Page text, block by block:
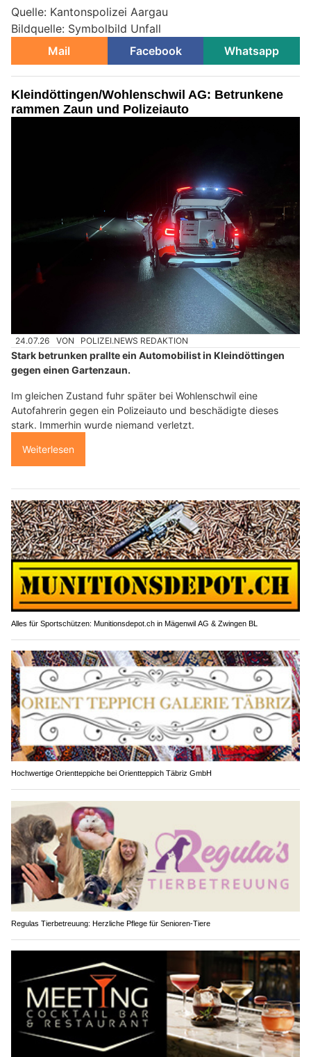
Quelle: Kantonspolizei Aargau
Bildquelle: Symbolbild Unfall
Mail
Facebook Whatsapp
Kleindöttingen/Wohlenschwil AG: Betrunkene
rammen Zaun und Polizeiauto
24.07.26 VON POLIZEI.NEWS REDAKTION
Stark betrunken prallte ein Automobilist in Kleindöttingen
gegen einen Gartenzaun.
Im gleichen Zustand fuhr später bei Wohlenschwil eine
Autofahrerin gegen ein Polizeiauto und beschädigte dieses
stark. Immerhin wurde niemand verletzt.
Weiterlesen
Alles für Sportschützen: Munitionsdepot.ch in Mägenwil AG & Zwingen BL
Hochwertige Orientteppiche bei Orientteppich Täbriz GmbH
Regulas Tierbetreuung: Herzliche Pflege für Senioren-Tiere